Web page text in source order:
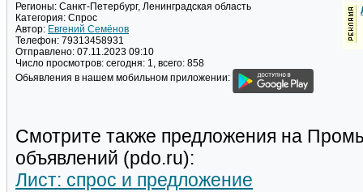
Регионы: Санкт-Петербург, Ленинградская область
Категория: Спрос
Автор: Евгений Семёнов
Телефон: 79313458931
Отправлено: 07.11.2023 09:10
Число просмотров: сегодня: 1, всего: 858
Обьявления в нашем мобильном приложении:
Смотрите также предложения на
объявлений (pdo.ru):
Лист: спрос и предложение